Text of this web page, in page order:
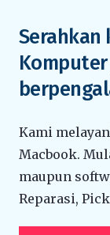
Serahkan
Kami
Macbook.
maupun
Reparasi,